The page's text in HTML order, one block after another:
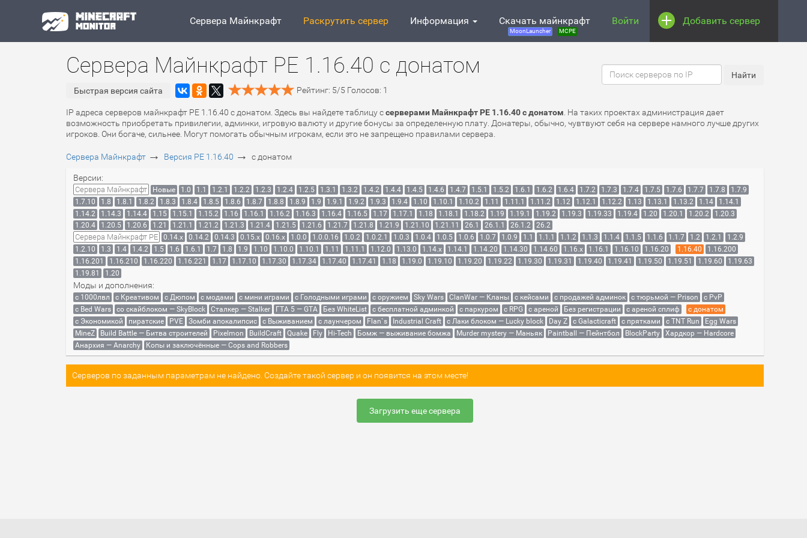
Сервера Майнкрафт Раскрутить сервер Информация Скачать майнкрафт
MoonLauncher MCPE
Войти Добавить сервер
Сервера Майнкрафт PE 1.16.40 с донатом
Быстрая версия сайта Рейтинг: 5/5 Голосов: 1
IP адреса серверов майнкрафт PE 1.16.40 с донатом. Здесь вы найдете таблицу ссерверами Майнкрафт PE 1.16.40 с донатом . На таких проектах администрация дает
возможность приобретать привилегии, админки, игровую валюту и другие бонусы за определенную плату. Донатеры, обычно, чувтвуют себя на сервере намного лучше других
игроков. Они богаче, сильнее. Могут помогать обычным игрокам, если это не запрещено правилами сервера.
Сервера Майнкрафт → Версия PE 1.16.40 → с донатом
Версии:
Сервера Майнкрафт Новые 1.0 1.1 1.2.1 1.2.2 1.2.3 1.2.4 1.2.5 1.3.1 1.3.2 1.4.2 1.4.4 1.4.5 1.4.6 1.4.7 1.5.1 1.5.2 1.6.1 1.6.2 1.6.4 1.7.2 1.7.3 1.7.4 1.7.5 1.7.6 1.7.7 1.7.8
1.7.9
1.7.10
1.8 1.8.1 1.8.2 1.8.3 1.8.4 1.8.5 1.8.6 1.8.7 1.8.8 1.8.9 1.9 1.9.1 1.9.2 1.9.3 1.9.4 1.10 1.10.1 1.10.2 1.11 1.11.1 1.11.2 1.12 1.12.1 1.12.2 1.13 1.13.1 1.13.2 1.14
1.14.1
1.14.2
1.14.3 1.14.4 1.15 1.15.1 1.15.2 1.16 1.16.1 1.16.2 1.16.3 1.16.4 1.16.5 1.17 1.17.1 1.18 1.18.1 1.18.2 1.19 1.19.1 1.19.2 1.19.3 1.19.33 1.19.4 1.20 1.20.1 1.20.2
1.20.3
1.20.4
1.20.5 1.20.6 1.21 1.21.1 1.21.2 1.21.3 1.21.4 1.21.5 1.21.6 1.21.7 1.21.8 1.21.9 1.21.10 1.21.11 26.1 26.1.1 26.1.2 26.2
Сервера Майнкрафт PE 0.14.x 0.14.2 0.14.3 0.15.x 0.16.x 1.0.0 1.0.0.16 1.0.2 1.0.2.1 1.0.3 1.0.4 1.0.5 1.0.6 1.0.7 1.0.9 1.1 1.1.1 1.1.2 1.1.3 1.1.4 1.1.5 1.1.6 1.1.7 1.2 1.2.1
1.2.9
1.2.10
1.3 1.4 1.4.2 1.5 1.6 1.6.1 1.7 1.8 1.9 1.10 1.10.0 1.10.1 1.11 1.11.1 1.12.0 1.13.0 1.14.x 1.14.1 1.14.20 1.14.30 1.14.60 1.16.x 1.16.1 1.16.10 1.16.20 1.16.40
1.16.200
1.16.201
1.16.210 1.16.220 1.16.221 1.17 1.17.10 1.17.30 1.17.34 1.17.40 1.17.41 1.18 1.19.0 1.19.10 1.19.20 1.19.22 1.19.30 1.19.31 1.19.40 1.19.41 1.19.50 1.19.51 1.19.60
1.19.63
1.19.81
1.20
Моды и дополнения:
с 1000лвл c Креативом с Дюпом с модами с мини играми с Голодными играми с оружием Sky Wars ClanWar — Кланы с кейсами с продажей админок с тюрьмой — Prison
с PvP
с Bed Wars
со скайблоком — SkyBlock Сталкер — Stalker ГТА 5 — GTA Без WhiteList с бесплатной админкой с паркуром с RPG с ареной Без регистрации с ареной сплиф
с донатом
с Экономикой
пиратские PVE Зомби апокалипсис с Выживанием с лаунчером Flan`s Industrial Craft с Лаки блоком — Lucky block Day Z с Galacticraft с прятками с TNT Run
Egg Wars
MineZ
Build Battle — Битва строителей Pixelmon BuildCraft Quake Fly Hi-Tech Бомж — выживание бомжа Murder mystery — Маньяк Paintball — Пейнтбол BlockParty
Хардкор — Hardcore
Анархия — Anarchy
Копы и заключённые — Cops and Robbers
Серверов по заданным параметрам не найдено. Создайте такой сервер и он появится на этом месте!
Загрузить еще сервера